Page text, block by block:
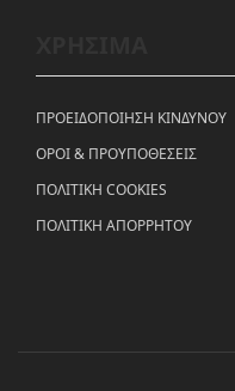
ΠΡΟΕΙΔΟΠΟΙΗΣΗ ΚΙΝΔΥΝΟΥ
ΟΡΟΙ & ΠΡΟΥΠΟΘΕΣΕΙΣ
ΠΟΛΙΤΙΚΗ COOKIES
ΠΟΛΙΤΙΚΗ ΑΠΟΡΡΗΤΟΥ